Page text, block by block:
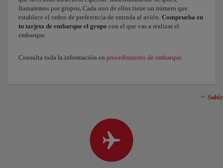
llamaremos por grupos. Cada uno de ellos tiene un número que
establece el orden de preferencia de entrada al avión. Comprueba en
tu tarjeta de embarque el grupo con el que vas a realizar el
embarque.
Consulta toda la información en procedimiento de embarque
Subir